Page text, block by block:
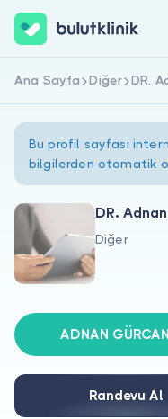
Hakkımızda
Doktorlar için
Doktor
Hemen Kaydol
Ana Sayfa Diğer DR.
Bu profil sayfası
bilgilerden otomatik
DR.
Diğer
ADNAN
Randevu Al